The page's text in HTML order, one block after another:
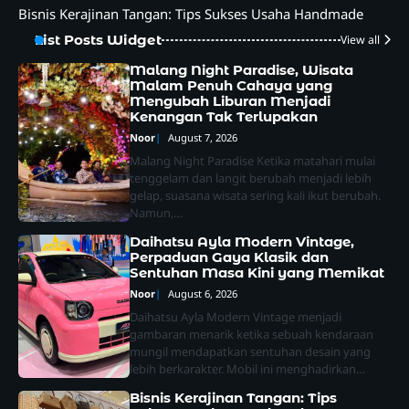
Bisnis Kerajinan Tangan: Tips Sukses Usaha Handmade
List Posts Widget View all
Malang Night Paradise, Wisata
Malam Penuh Cahaya yang
Mengubah Liburan Menjadi
Kenangan Tak Terlupakan
Noor August 7, 2026
Malang Night Paradise Ketika matahari mulai
tenggelam dan langit berubah menjadi lebih
gelap, suasana wisata sering kali ikut berubah.
Namun,…
Daihatsu Ayla Modern Vintage,
Perpaduan Gaya Klasik dan
Sentuhan Masa Kini yang Memikat
Noor August 6, 2026
Daihatsu Ayla Modern Vintage menjadi
gambaran menarik ketika sebuah kendaraan
mungil mendapatkan sentuhan desain yang
lebih berkarakter. Mobil ini menghadirkan…
Bisnis Kerajinan Tangan: Tips